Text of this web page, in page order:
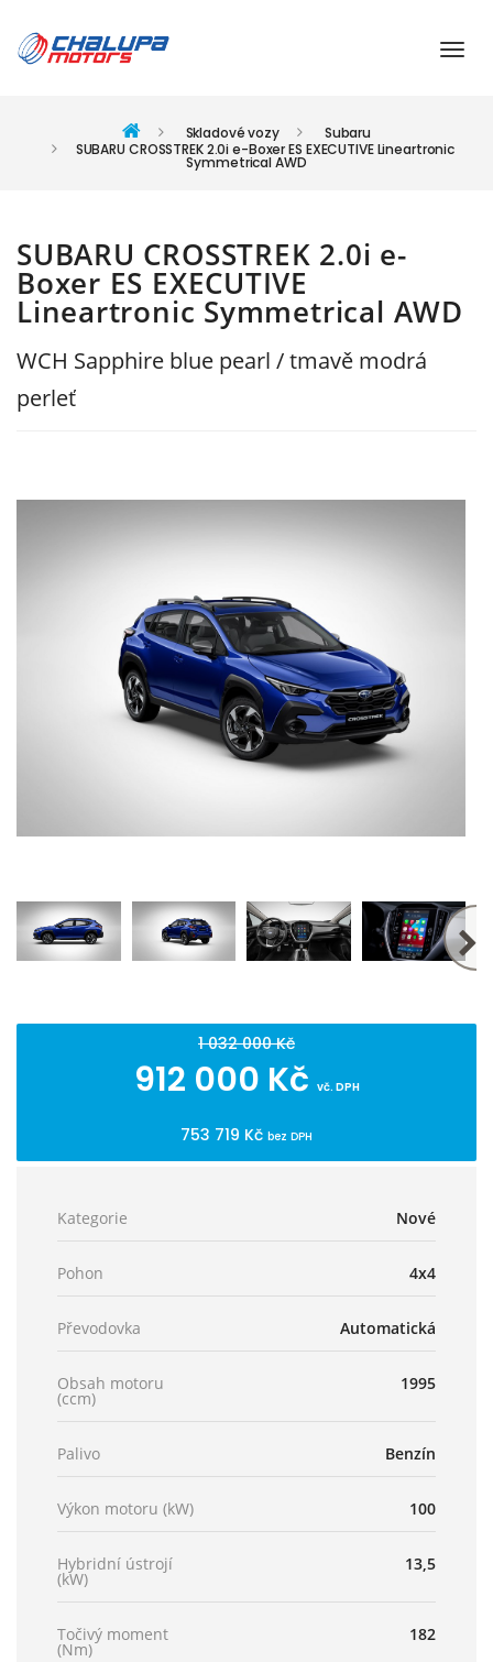
Skladové vozy
Subaru
SUBARU CROSSTREK 2.0i e-Boxer ES EXECUTIVE Lineartronic
Symmetrical AWD
SUBARU CROSSTREK 2.0i e-
Boxer ES EXECUTIVE
Lineartronic Symmetrical AWD
WCH Sapphire blue pearl / tmavě modrá
perleť
1 032 000 Kč
912 000 Kč vč. DPH
753 719 Kč bez DPH
Kategorie Nové
Pohon 4x4
Převodovka Automatická
Obsah motoru
(ccm)
1995
Palivo Benzín
Výkon motoru (kW) 100
Hybridní ústrojí
(kW)
13,5
Točivý moment
(Nm)
182